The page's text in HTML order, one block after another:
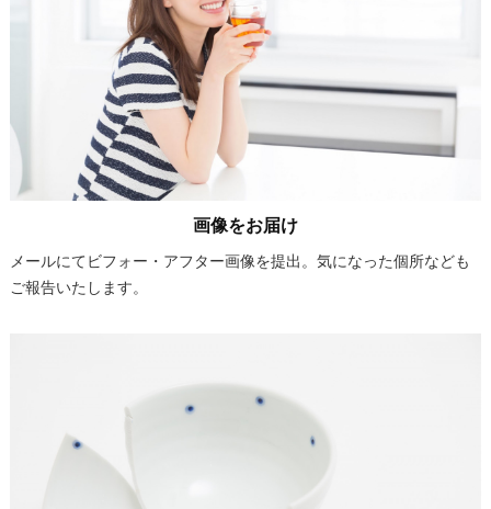
画像をお届け
メールにてビフォー・アフター画像を提出。気になった個所なども
ご報告いたします。